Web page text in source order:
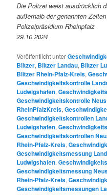
Die Polizei weist ausdrücklich
außerhalb der genannten
Polizeipräsidium Rheinpfalz
29.10.2024
Veröffentlicht unter
Blitzer, Blitzer Landau, Blitzer
Blitzer Rhein-Pfalz-Kreis,
Geschwindigkeitskontrolle
Ludwigshafen,
Geschwindigkeitskontrolle
RheinPfalzKreis,
Geschwindigkeitskontrollen
Ludwigshafen,
Geschwindigkeitskontrollen
Rhein-Pfalz-Kreis,
Geschwindigkeitsmessung
Ludwigshafen,
Geschwindigkeitsmessung
Rhein-Pfalz-Kreis,
Geschwindigkeitsmessungen